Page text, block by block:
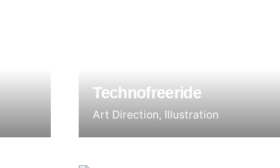
Technofreeride
Art Direction Illustration